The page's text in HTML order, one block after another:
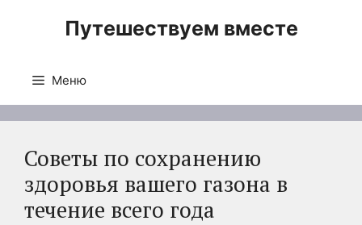
Путешествуем вместе
Меню
Советы по сохранению
здоровья вашего газона в
течение всего года